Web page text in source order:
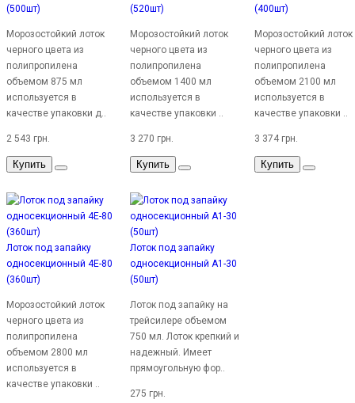
(500шт)
Морозостойкий лоток
черного цвета из
полипропилена
объемом 875 мл
используется в
качестве упаковки д..
2 543 грн.
Купить
(520шт)
Морозостойкий лоток
черного цвета из
полипропилена
объемом 1400 мл
используется в
качестве упаковки ..
3 270 грн.
Купить
(400шт)
Морозостойкий лоток
черного цвета из
полипропилена
объемом 2100 мл
используется в
качестве упаковки ..
3 374 грн.
Купить
Лоток под запайку
односекционный 4Е-80
(360шт)
Морозостойкий лоток
черного цвета из
полипропилена
объемом 2800 мл
используется в
качестве упаковки ..
Лоток под запайку
односекционный A1-30
(50шт)
Лоток под запайку на
трейсилере объемом
750 мл. Лоток крепкий и
надежный. Имеет
прямоугольную фор..
275 грн.